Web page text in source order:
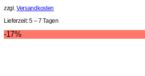
zzgl.Versandkosten
Lieferzeit:5 – 7 Tagen
-17%